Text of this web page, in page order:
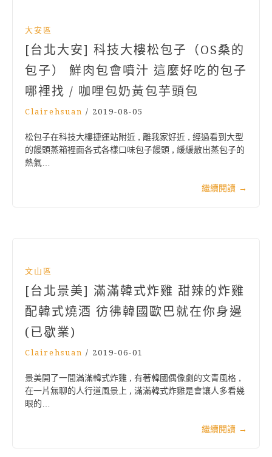
大安區
[台北大安] 科技大樓松包子（OS桑的
包子） 鮮肉包會噴汁 這麼好吃的包子
哪裡找 / 咖哩包奶黃包芋頭包
Clairehsuan / 2019-08-05
松包子在科技大樓捷運站附近 , 離我家好近 , 經過看到大型
的饅頭蒸箱裡面各式各樣口味包子饅頭 , 緩緩散出蒸包子的
熱氣…
繼續閱讀 →
文山區
[台北景美] 滿滿韓式炸雞 甜辣的炸雞
配韓式燒酒 彷彿韓國歐巴就在你身邊
(已歇業)
Clairehsuan / 2019-06-01
景美開了一間滿滿韓式炸雞 , 有著韓國偶像劇的文青風格 ,
在一片無聊的人行道風景上 , 滿滿韓式炸雞是會讓人多看幾
眼的…
繼續閱讀 →